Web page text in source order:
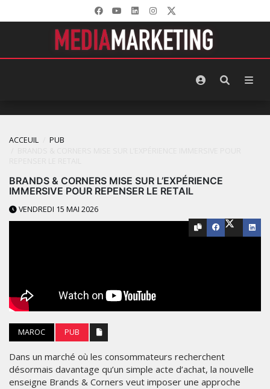
ACCEUIL
PUB
BRANDS & CORNERS MISE SUR L’EXPÉRIENCE
IMMERSIVE POUR REPENSER LE RETAIL
VENDREDI 15 MAI 2026
MAROC PUB
Dans un marché où les consommateurs recherchent
désormais davantage qu’un simple acte d’achat, la nouvelle
enseigne Brands & Corners veut imposer une approche